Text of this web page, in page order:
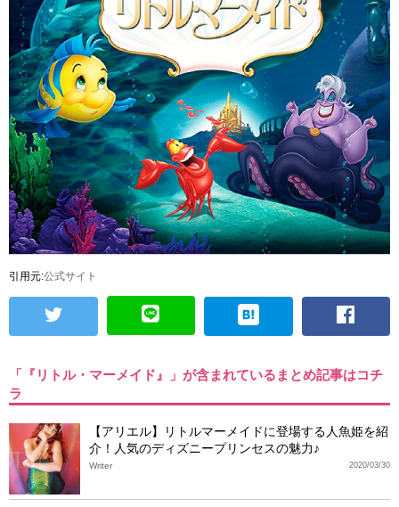
引用元:公式サイト
「『リトル・マーメイド』」が含まれているまとめ記事はコチ
ラ
【アリエル】リトルマーメイドに登場する人魚姫を紹
介！人気のディズニープリンセスの魅力♪
2020/03/30
Writer